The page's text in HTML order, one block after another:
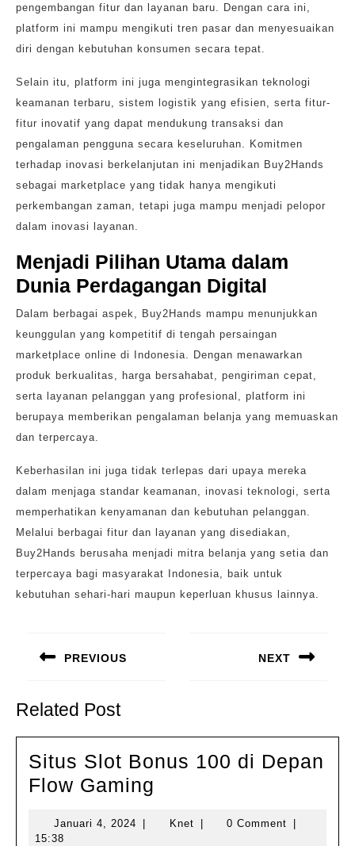
pengembangan fitur dan layanan baru. Dengan cara ini,
platform ini mampu mengikuti tren pasar dan menyesuaikan
diri dengan kebutuhan konsumen secara tepat.
Selain itu, platform ini juga mengintegrasikan teknologi
keamanan terbaru, sistem logistik yang efisien, serta fitur-
fitur inovatif yang dapat mendukung transaksi dan
pengalaman pengguna secara keseluruhan. Komitmen
terhadap inovasi berkelanjutan ini menjadikan Buy2Hands
sebagai marketplace yang tidak hanya mengikuti
perkembangan zaman, tetapi juga mampu menjadi pelopor
dalam inovasi layanan.
Menjadi Pilihan Utama dalam
Dunia Perdagangan Digital
Dalam berbagai aspek, Buy2Hands mampu menunjukkan
keunggulan yang kompetitif di tengah persaingan
marketplace online di Indonesia. Dengan menawarkan
produk berkualitas, harga bersahabat, pengiriman cepat,
serta layanan pelanggan yang profesional, platform ini
berupaya memberikan pengalaman belanja yang memuaskan
dan terpercaya.
Keberhasilan ini juga tidak terlepas dari upaya mereka
dalam menjaga standar keamanan, inovasi teknologi, serta
memperhatikan kenyamanan dan kebutuhan pelanggan.
Melalui berbagai fitur dan layanan yang disediakan,
Buy2Hands berusaha menjadi mitra belanja yang setia dan
terpercaya bagi masyarakat Indonesia, baik untuk
kebutuhan sehari-hari maupun keperluan khusus lainnya.
pos
PREVIOUS
post:
NEXT
Related Post
Situs Slot Bonus 100 di Depan
Flow Gaming
Bonus
Januari 4, 2024 JanuariKnetKnet 0 Comment
15:38